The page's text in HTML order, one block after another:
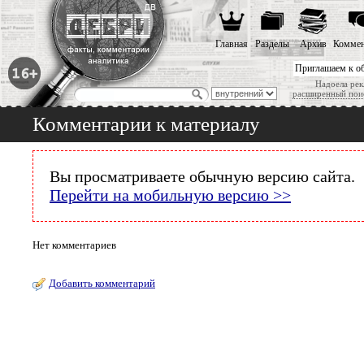
Приглашаем к
Надоела
расширенный
Главная Разделы Архив
Комментарии к материалу
Вы просматриваете обычную версию сайта.
Перейти на мобильную версию >>
Нет комментариев
Добавить комментарий